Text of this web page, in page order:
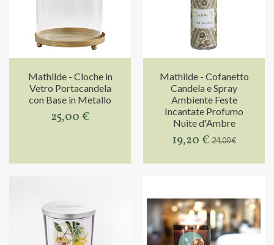
Mathilde - Cloche in
Vetro Portacandela
con Base in Metallo
25,00 €
Mathilde - Cofanetto
Candela e Spray
Ambiente Feste
Incantate Profumo
Nuite d'Ambre
19,20 €24,00 €